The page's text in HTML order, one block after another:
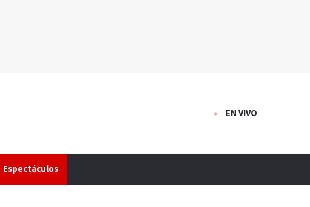
EN VIVO
Espectáculos